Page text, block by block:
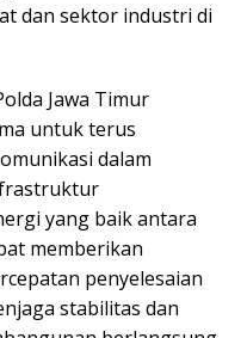
dan sektor industri di
Jawa Timur
untuk terus
dalam
yang baik antara
memberikan
penyelesaian
stabilitas dan